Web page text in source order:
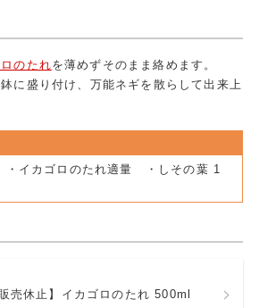
のたれを薄めずそのまま絡めます。
に盛り付け、万能ネギを散らして出来上
イカゴロのたれ適量 ・しその葉 1
販売休止】イカゴロのたれ 500ml